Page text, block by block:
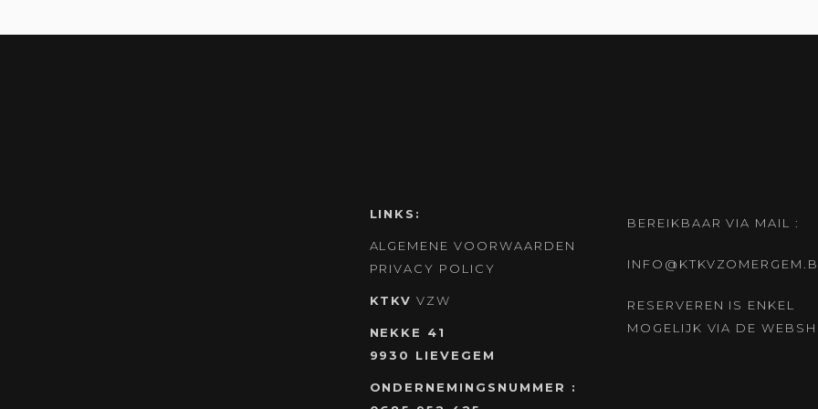
LINKS:
ALGEMENE VOORWAARDEN
PRIVACY POLICY
KTKV VZW
NEKKE 41
9930 LIEVEGEM
ONDERNEMINGSNUMMER :
BEREIKBAAR VIA MAIL :
RESERVEREN IS ENKEL
MOGELIJK VIA DE